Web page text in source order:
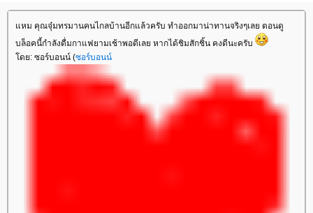
แหม คุณจุ๋มทรมานคนไกลบ้านอีกแล้วครับ ทำออกมาน่าทานจริงๆเลย ตอนดู
บล็อคนี้กำลังดื่มกาแฟยามเช้าพอดีเลย หากได้ชิมสักชิ้น คงดีนะครับ
โดย: ซอร์บอนน์ (ซอร์บอนน์